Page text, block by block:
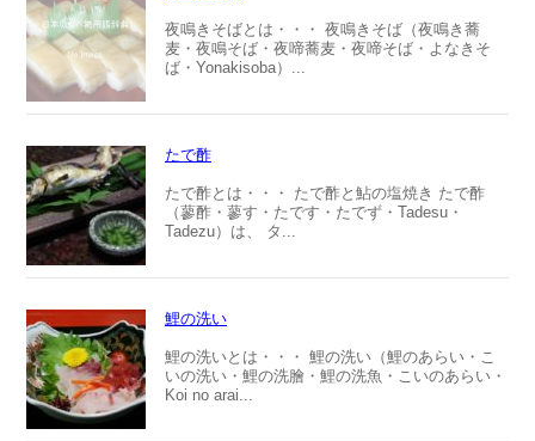
夜鳴きそばとは・・・ 夜鳴きそば（夜鳴き蕎
麦・夜鳴そば・夜啼蕎麦・夜啼そば・よなきそ
ば・Yonakisoba）...
たで酢
たで酢とは・・・ たで酢と鮎の塩焼き たで酢
（蓼酢・蓼す・たです・たでず・Tadesu・
Tadezu）は、 タ...
鯉の洗い
鯉の洗いとは・・・ 鯉の洗い（鯉のあらい・こ
いの洗い・鯉の洗膾・鯉の洗魚・こいのあらい・
Koi no arai...